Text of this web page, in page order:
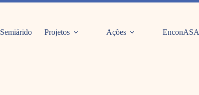
Semiárido Projetos Ações EnconASA